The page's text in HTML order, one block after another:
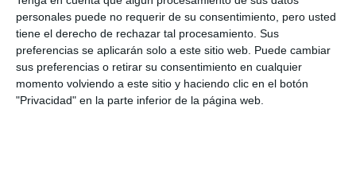
personales puede no requerir de su consentimiento, pero usted
tiene el derecho de rechazar tal procesamiento. Sus
preferencias se aplicarán solo a este sitio web. Puede cambiar
sus preferencias o retirar su consentimiento en cualquier
momento volviendo a este sitio y haciendo clic en el botón
"Privacidad" en la parte inferior de la página web.